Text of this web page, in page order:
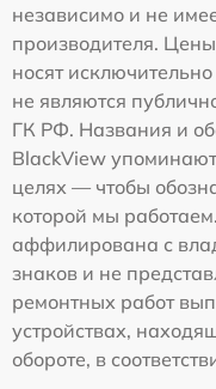
независимо и не
производителя.
носят
не являются
ГК РФ. Названия и
BlackView
целях — чтобы
которой мы
аффилирована с
знаков и не
ремонтных работ
устройствах,
обороте, в